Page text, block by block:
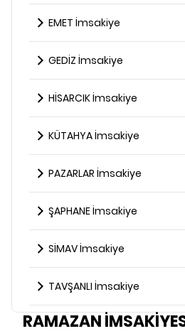
EMET İmsakiye
GEDİZ İmsakiye
HİSARCIK İmsakiye
KÜTAHYA İmsakiye
PAZARLAR İmsakiye
ŞAPHANE İmsakiye
SİMAV İmsakiye
TAVŞANLI İmsakiye
RAMAZAN